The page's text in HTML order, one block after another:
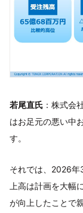
若尾直氏 ：株式会
はお足元の悪い中
す。
それでは、2026年
上高は計画を大幅
が向上したことで